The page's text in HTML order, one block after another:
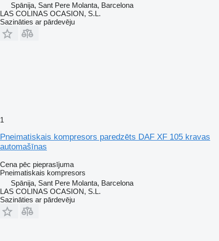
Spānija, Sant Pere Molanta, Barcelona
LAS COLINAS OCASION, S.L.
Sazināties ar pārdevēju
1
Pneimatiskais kompresors paredzēts DAF XF 105 kravas
automašīnas
Cena pēc pieprasījuma
Pneimatiskais kompresors
Spānija, Sant Pere Molanta, Barcelona
LAS COLINAS OCASION, S.L.
Sazināties ar pārdevēju